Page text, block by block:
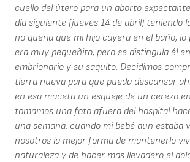
cuello del útero para un aborto
día siguiente (jueves 14 de abril) teniendo
no quería que mi hijo cayera en el baño,
era muy pequeñito, pero se distinguía él
embrionario y su saquito. Decidimos
tierra nueva para que pueda descansar
en esa maceta un esqueje de un cerezo
tomamos una foto afuera del hospital
una semana, cuando mi bebé aun estaba
nosotros la mejor forma de mantenerlo
naturaleza y de hacer mas llevadero el